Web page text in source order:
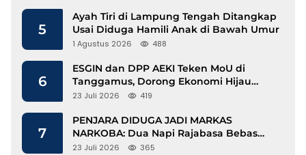
5
Ayah Tiri di Lampung Tengah Ditangkap
Usai Diduga Hamili Anak di Bawah Umur
1 Agustus 2026 488
6
ESGIN dan DPP AEKI Teken MoU di
Tanggamus, Dorong Ekonomi Hijau
Berbasis Kopi dan Perdagangan Karbon
23 Juli 2026 419
7
PENJARA DIDUGA JADI MARKAS
NARKOBA: Dua Napi Rajabasa Bebas
Gunakan HP, Muncul Dugaan
23 Juli 2026 365